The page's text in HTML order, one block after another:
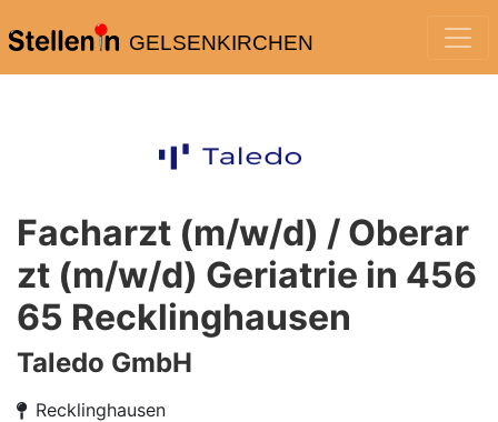
GELSENKIRCHEN
Facharzt (m/w/d) / Oberar
zt (m/w/d) Geriatrie in 456
65 Recklinghausen
Taledo GmbH
Recklinghausen